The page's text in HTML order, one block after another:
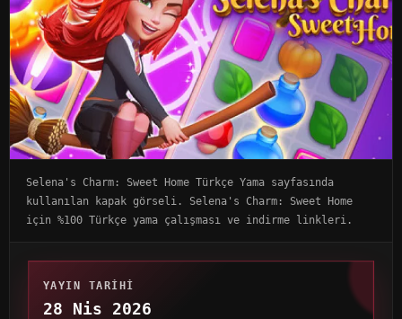
Selena's Charm: Sweet Home Türkçe Yama sayfasında
kullanılan kapak görseli. Selena's Charm: Sweet Home
için %100 Türkçe yama çalışması ve indirme linkleri.
YAYIN TARIHI
28 Nis 2026